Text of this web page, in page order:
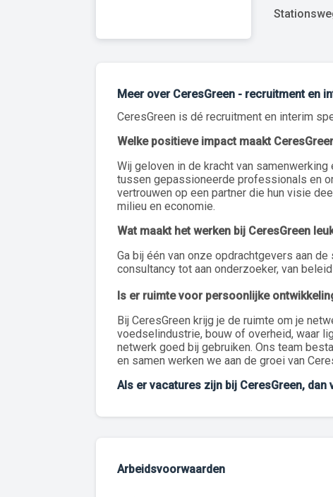
Meer over CeresGreen - recruitment en
CeresGreen is dé recruitment en interim
Welke positieve impact maakt
Wij geloven in de kracht van
tussen gepassioneerde professionals en
vertrouwen op een partner die hun visie
milieu en economie.
Wat maakt het werken bij CeresGreen
Ga bij één van onze opdrachtgevers aan
consultancy tot aan onderzoeker, van
Is er ruimte voor persoonlijke
Bij CeresGreen krijg je de ruimte om je
voedselindustrie, bouw of overheid, waar
netwerk goed bij gebruiken. Ons team
en samen werken we aan de groei van
Als er vacatures zijn bij CeresGreen, dan
Arbeidsvoorwaarden